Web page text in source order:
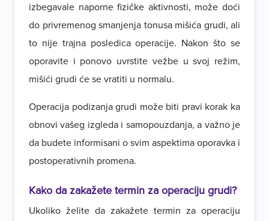
izbegavale naporne fizičke aktivnosti, može doći
do privremenog smanjenja tonusa mišića grudi, ali
to nije trajna posledica operacije. Nakon što se
oporavite i ponovo uvrstite vežbe u svoj režim,
mišići grudi će se vratiti u normalu.
Operacija podizanja grudi može biti pravi korak ka
obnovi vašeg izgleda i samopouzdanja, a važno je
da budete informisani o svim aspektima oporavka i
postoperativnih promena.
Kako da zakažete termin za operaciju grudi?
Ukoliko želite da zakažete termin za operaciju